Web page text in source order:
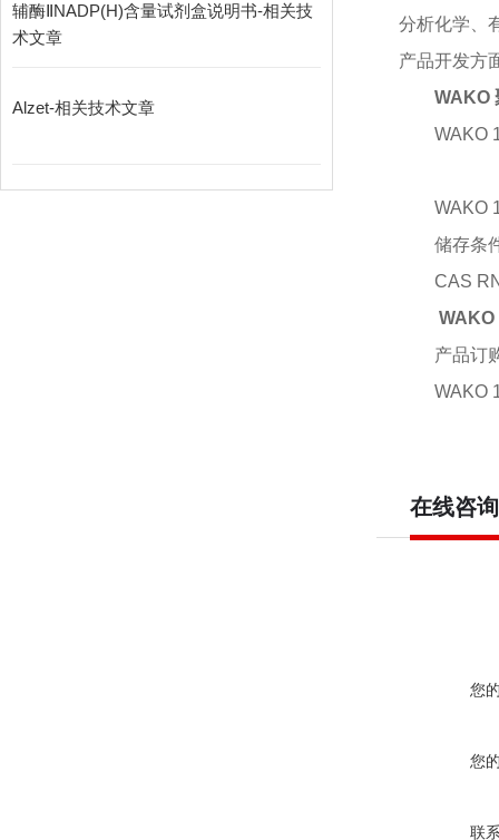
辅酶ⅡNADP(H)含量试剂盒说明书-相关技
术文章
Alzet-相关技术文章
分析化学、
产品开发方
WAKO
WAKO
WAKO
储存条
CAS
WAKO
产品订
WAKO
在线咨询
您
您
联